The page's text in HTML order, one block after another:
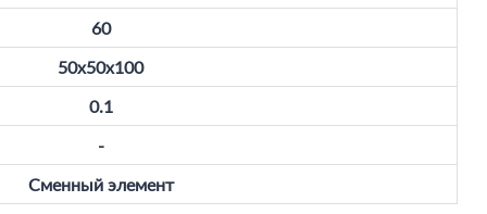
60
50x50x100
0.1
-
Сменный элемент